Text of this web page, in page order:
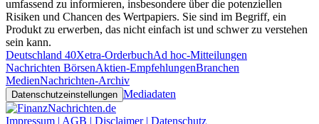
umfassend zu informieren, insbesondere über die potenziellen
Risiken und Chancen des Wertpapiers. Sie sind im Begriff, ein
Produkt zu erwerben, das nicht einfach ist und schwer zu verstehen
sein kann.
Deutschland 40Xetra-OrderbuchAd hoc-Mitteilungen
Nachrichten BörsenAktien-EmpfehlungenBranchen
MedienNachrichten-Archiv
Datenschutzeinstellungen Mediadaten
Impressum | AGB | Disclaimer | Datenschutz